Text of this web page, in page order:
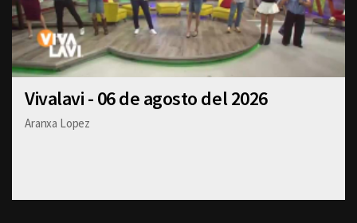
Vivalavi - 06 de agosto del 2026
Aranxa Lopez